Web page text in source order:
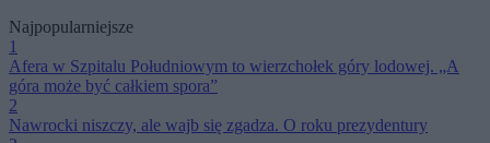
Najpopularniejsze
1
Afera w Szpitalu Południowym to wierzchołek góry lodowej. „A
góra może być całkiem spora”
2
Nawrocki niszczy, ale wajb się zgadza. O roku prezydentury